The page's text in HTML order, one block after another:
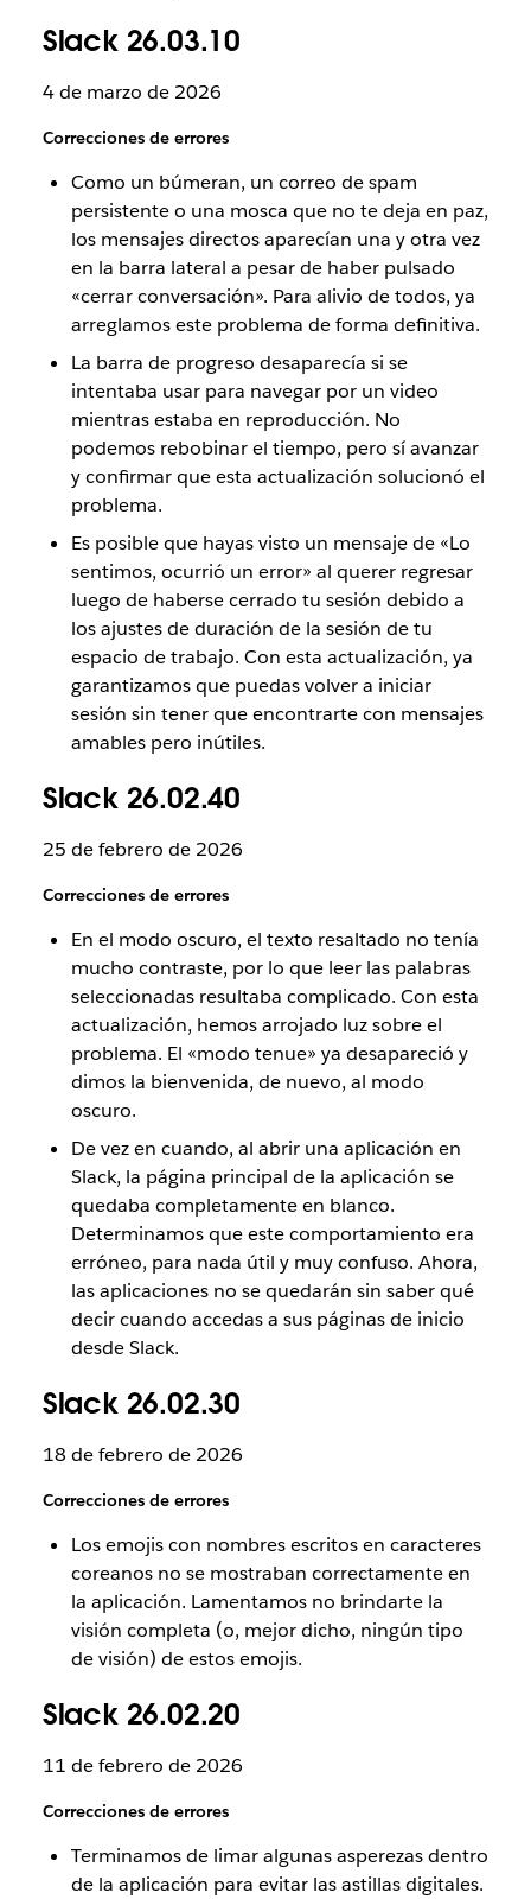
Slack 26.03.10
4 de marzo de 2026
Correcciones de errores
Como un búmeran, un correo de spam
persistente o una mosca que no te deja en paz,
los mensajes directos aparecían una y otra vez
en la barra lateral a pesar de haber pulsado
«cerrar conversación». Para alivio de todos, ya
arreglamos este problema de forma definitiva.
La barra de progreso desaparecía si se
intentaba usar para navegar por un video
mientras estaba en reproducción. No
podemos rebobinar el tiempo, pero sí avanzar
y confirmar que esta actualización solucionó el
problema.
Es posible que hayas visto un mensaje de «Lo
sentimos, ocurrió un error» al querer regresar
luego de haberse cerrado tu sesión debido a
los ajustes de duración de la sesión de tu
espacio de trabajo. Con esta actualización, ya
garantizamos que puedas volver a iniciar
sesión sin tener que encontrarte con mensajes
amables pero inútiles.
Slack 26.02.40
25 de febrero de 2026
Correcciones de errores
En el modo oscuro, el texto resaltado no tenía
mucho contraste, por lo que leer las palabras
seleccionadas resultaba complicado. Con esta
actualización, hemos arrojado luz sobre el
problema. El «modo tenue» ya desapareció y
dimos la bienvenida, de nuevo, al modo
oscuro.
De vez en cuando, al abrir una aplicación en
Slack, la página principal de la aplicación se
quedaba completamente en blanco.
Determinamos que este comportamiento era
erróneo, para nada útil y muy confuso. Ahora,
las aplicaciones no se quedarán sin saber qué
decir cuando accedas a sus páginas de inicio
desde Slack.
Slack 26.02.30
18 de febrero de 2026
Correcciones de errores
Los emojis con nombres escritos en caracteres
coreanos no se mostraban correctamente en
la aplicación. Lamentamos no brindarte la
visión completa (o, mejor dicho, ningún tipo
de visión) de estos emojis.
Slack 26.02.20
11 de febrero de 2026
Correcciones de errores
Terminamos de limar algunas asperezas dentro
de la aplicación para evitar las astillas digitales.